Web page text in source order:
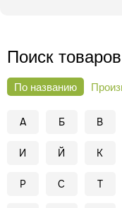
Поиск
По названию
А Б В
И Й К
Р С Т